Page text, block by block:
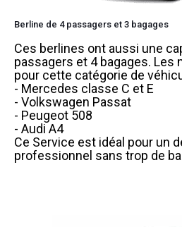
Berline de 4 passagers et 3 bagages
Ces berlines ont aussi une
passagers et 4 bagages. Les
pour cette catégorie de
- Mercedes classe C et E
- Volkswagen Passat
- Peugeot 508
- Audi A4
Ce Service est idéal pour un
professionnel sans trop de